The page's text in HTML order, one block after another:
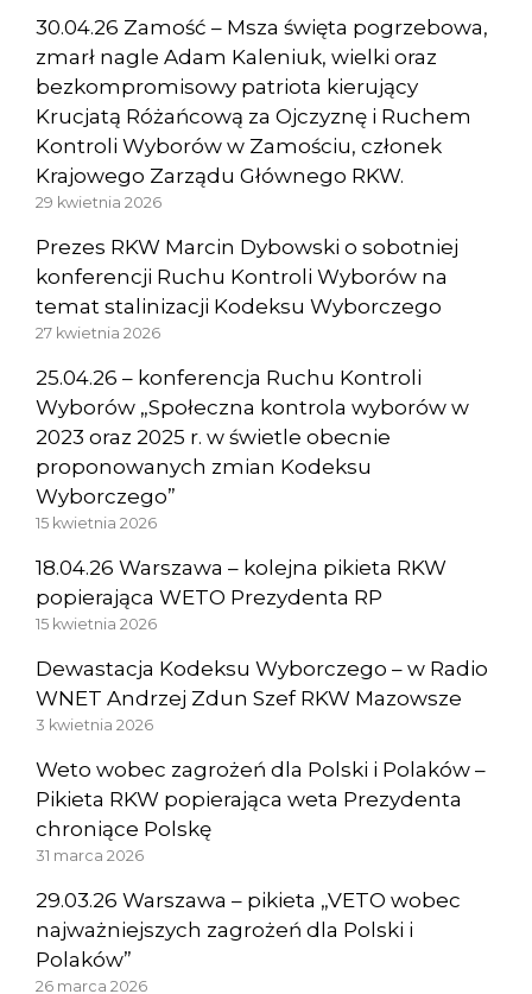
30.04.26 Zamość – Msza święta pogrzebowa,
zmarł nagle Adam Kaleniuk, wielki oraz
bezkompromisowy patriota kierujący
Krucjatą Różańcową za Ojczyznę i Ruchem
Kontroli Wyborów w Zamościu, członek
Krajowego Zarządu Głównego RKW.
29 kwietnia 2026
Prezes RKW Marcin Dybowski o sobotniej
konferencji Ruchu Kontroli Wyborów na
temat stalinizacji Kodeksu Wyborczego
27 kwietnia 2026
25.04.26 – konferencja Ruchu Kontroli
Wyborów „Społeczna kontrola wyborów w
2023 oraz 2025 r. w świetle obecnie
proponowanych zmian Kodeksu
Wyborczego”
15 kwietnia 2026
18.04.26 Warszawa – kolejna pikieta RKW
popierająca WETO Prezydenta RP
15 kwietnia 2026
Dewastacja Kodeksu Wyborczego – w Radio
WNET Andrzej Zdun Szef RKW Mazowsze
3 kwietnia 2026
Weto wobec zagrożeń dla Polski i Polaków –
Pikieta RKW popierająca weta Prezydenta
chroniące Polskę
31 marca 2026
29.03.26 Warszawa – pikieta „VETO wobec
najważniejszych zagrożeń dla Polski i
Polaków”
26 marca 2026